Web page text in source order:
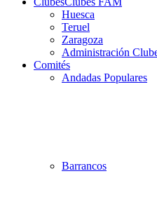
Huesca
Teruel
Zaragoza
Administración
Comités
Andadas Populares
Barrancos